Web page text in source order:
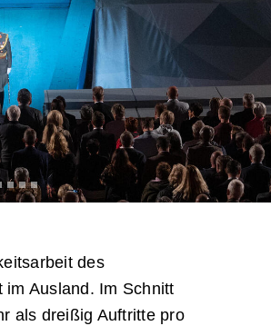
des
Ausland. Im Schnitt
als dreißig Auftritte pro